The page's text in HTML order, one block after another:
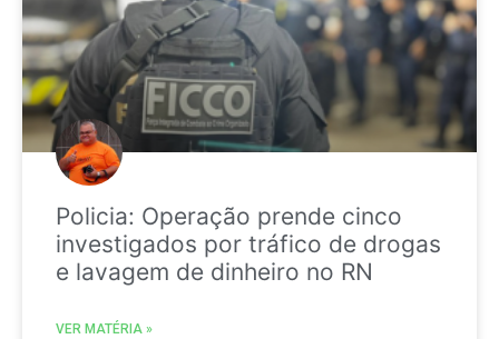
Policia: Operação prende cinco
investigados por tráfico de drogas
e lavagem de dinheiro no RN
VER MATÉRIA »